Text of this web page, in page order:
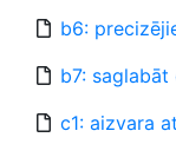
b6:
b7:
c1: aizvara